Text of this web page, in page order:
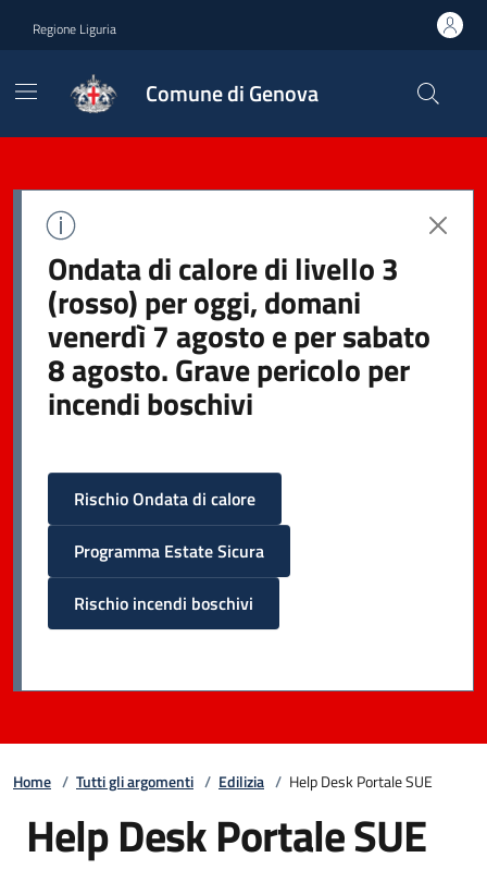
Regione Liguria
Comune di Genova
Ondata di calore di livello 3
(rosso) per oggi, domani
venerdì 7 agosto e per sabato
8 agosto. Grave pericolo per
incendi boschivi
Rischio Ondata di calore
Programma Estate Sicura
Rischio incendi boschivi
Home / Tutti gli argomenti / Edilizia / Help Desk Portale SUE
Help Desk Portale SUE